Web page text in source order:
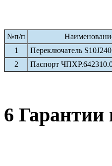
№п/п
1
Переключатель
2
Паспорт
6 Гарантии